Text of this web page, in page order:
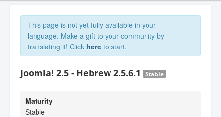
This page is not yet fully available in your
language. Make a gift to your community by
translating it! Click here to start.
Joomla! 2.5 - Hebrew 2.5.6.1 Stable
Maturity
Stable